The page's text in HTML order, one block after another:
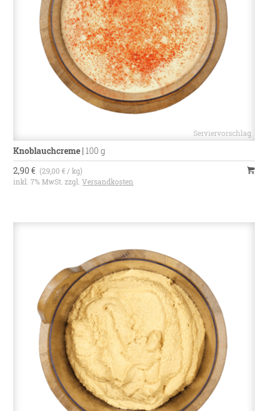
Knoblauchcreme |100 g
2,90 € (29,00 € / kg)
inkl. 7% MwSt. zzgl.Versandkosten